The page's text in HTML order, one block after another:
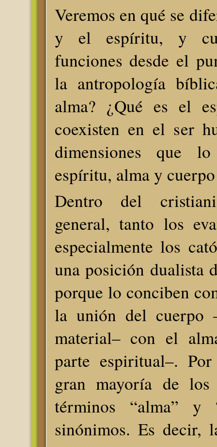
Veremos en qué se
y el espíritu, y
funciones desde el
la antropología
alma? ¿Qué es el
coexisten en el ser
dimensiones que
espíritu, alma y
Dentro del
general, tanto los
especialmente los
una posición dualista
porque lo conciben
la unión del cuerpo
material– con el
parte espiritual–.
gran mayoría de
términos “alma” y
sinónimos. Es decir,